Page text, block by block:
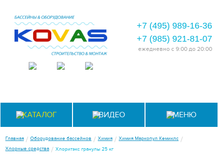
+7 (495) 989-16-36
+7 (985) 921-81-07
ежедневно с 9:00 до 20:00
КАТАЛОГ ВИДЕО МЕНЮ
Главная / Оборудование бассейнов / Химия / Химия Маркопул Кемиклс /
Хлорные средства / Хлоритэкс гранулы 25 кг